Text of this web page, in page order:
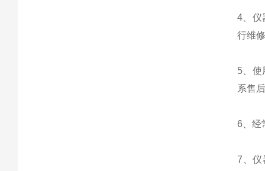
4、仪
行维
5、使
系售
6、经
7、仪